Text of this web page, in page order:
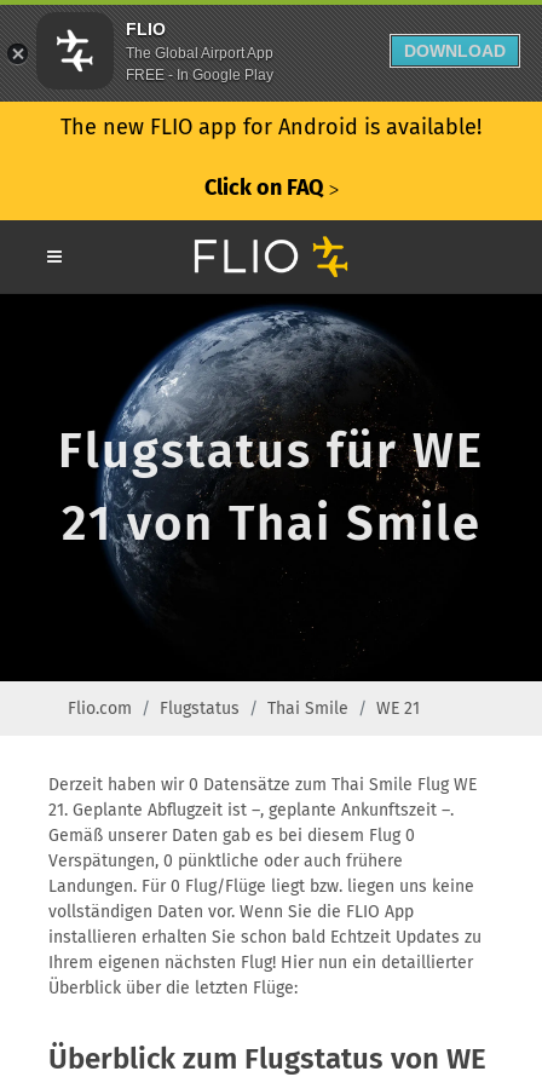
The new FLIO app for Android is available!
Click on FAQ ᐳ
Flugstatus für WE
21 von Thai Smile
Flio.com Flugstatus Thai Smile WE 21
Derzeit haben wir 0 Datensätze zum Thai Smile Flug WE
21. Geplante Abflugzeit ist –, geplante Ankunftszeit –.
Gemäß unserer Daten gab es bei diesem Flug 0
Verspätungen, 0 pünktliche oder auch frühere
Landungen. Für 0 Flug/Flüge liegt bzw. liegen uns keine
vollständigen Daten vor. Wenn Sie die FLIO App
installieren erhalten Sie schon bald Echtzeit Updates zu
Ihrem eigenen nächsten Flug! Hier nun ein detaillierter
Überblick über die letzten Flüge:
Überblick zum Flugstatus von WE
FLIO
The Global Airport App
FREE - In Google Play
DOWNLOAD